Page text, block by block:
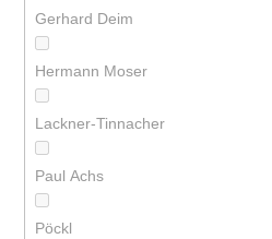
Gerhard Deim
Hermann Moser
Lackner-Tinnacher
Paul Achs
Pöckl